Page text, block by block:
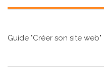
Guide "Créer son site web"